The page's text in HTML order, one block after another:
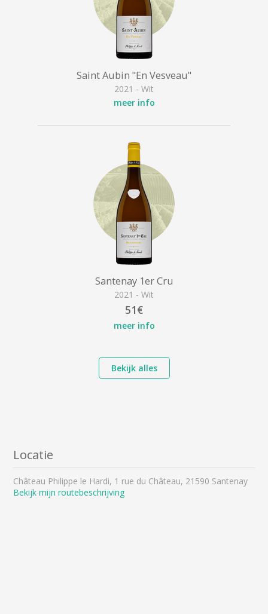
Saint Aubin "En Vesveau"
2021 - Wit
meer info
Santenay 1er Cru
2021 - Wit
51€
meer info
Bekijk alles
Locatie
Château Philippe le Hardi, 1 rue du Château, 21590 Santenay
Bekijk mijn routebeschrijving